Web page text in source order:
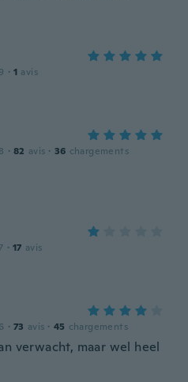
· 1 avis
· 82 avis · 36 chargements
· 17 avis
· 73 avis · 45 chargements
verwacht, maar wel heel